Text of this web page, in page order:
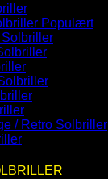
/ Retro Solbriller